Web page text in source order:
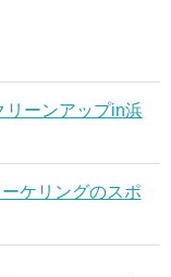
リーンアップin浜
ケリングのスポ